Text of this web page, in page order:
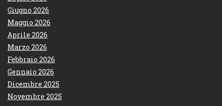
Giugno 2026
Maggio 2026
Aprile 2026
Marzo 2026
Febbraio 2026
Gennaio 2026
Dicembre 2025
Novembre 2025